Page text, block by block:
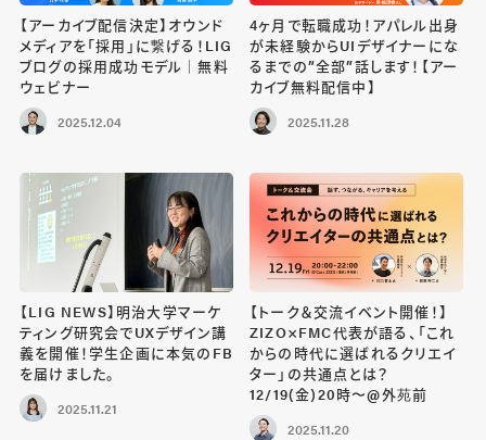
【アーカイブ配信決定】オウンド
メディアを「採用」に繋げる！LIG
ブログの採用成功モデル｜無料
ウェビナー
2025.12.04
4ヶ月で転職成功！アパレル出身
が未経験からUIデザイナーにな
るまでの”全部”話します！【アー
カイブ無料配信中】
2025.11.28
【LIG NEWS】明治大学マーケ
ティング研究会でUXデザイン講
義を開催！学生企画に本気のFB
を届けました。
2025.11.21
【トーク＆交流イベント開催！】
ZIZO×FMC代表が語る、「これ
からの時代に選ばれるクリエイ
ター」の共通点とは？
12/19(金)20時〜@外苑前
2025.11.20